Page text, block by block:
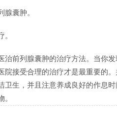
腺囊肿。
。
治前列腺囊肿的治疗方法。当你
院接受合理的治疗才是最重要的
卫生，并且注意养成良好的作息
。